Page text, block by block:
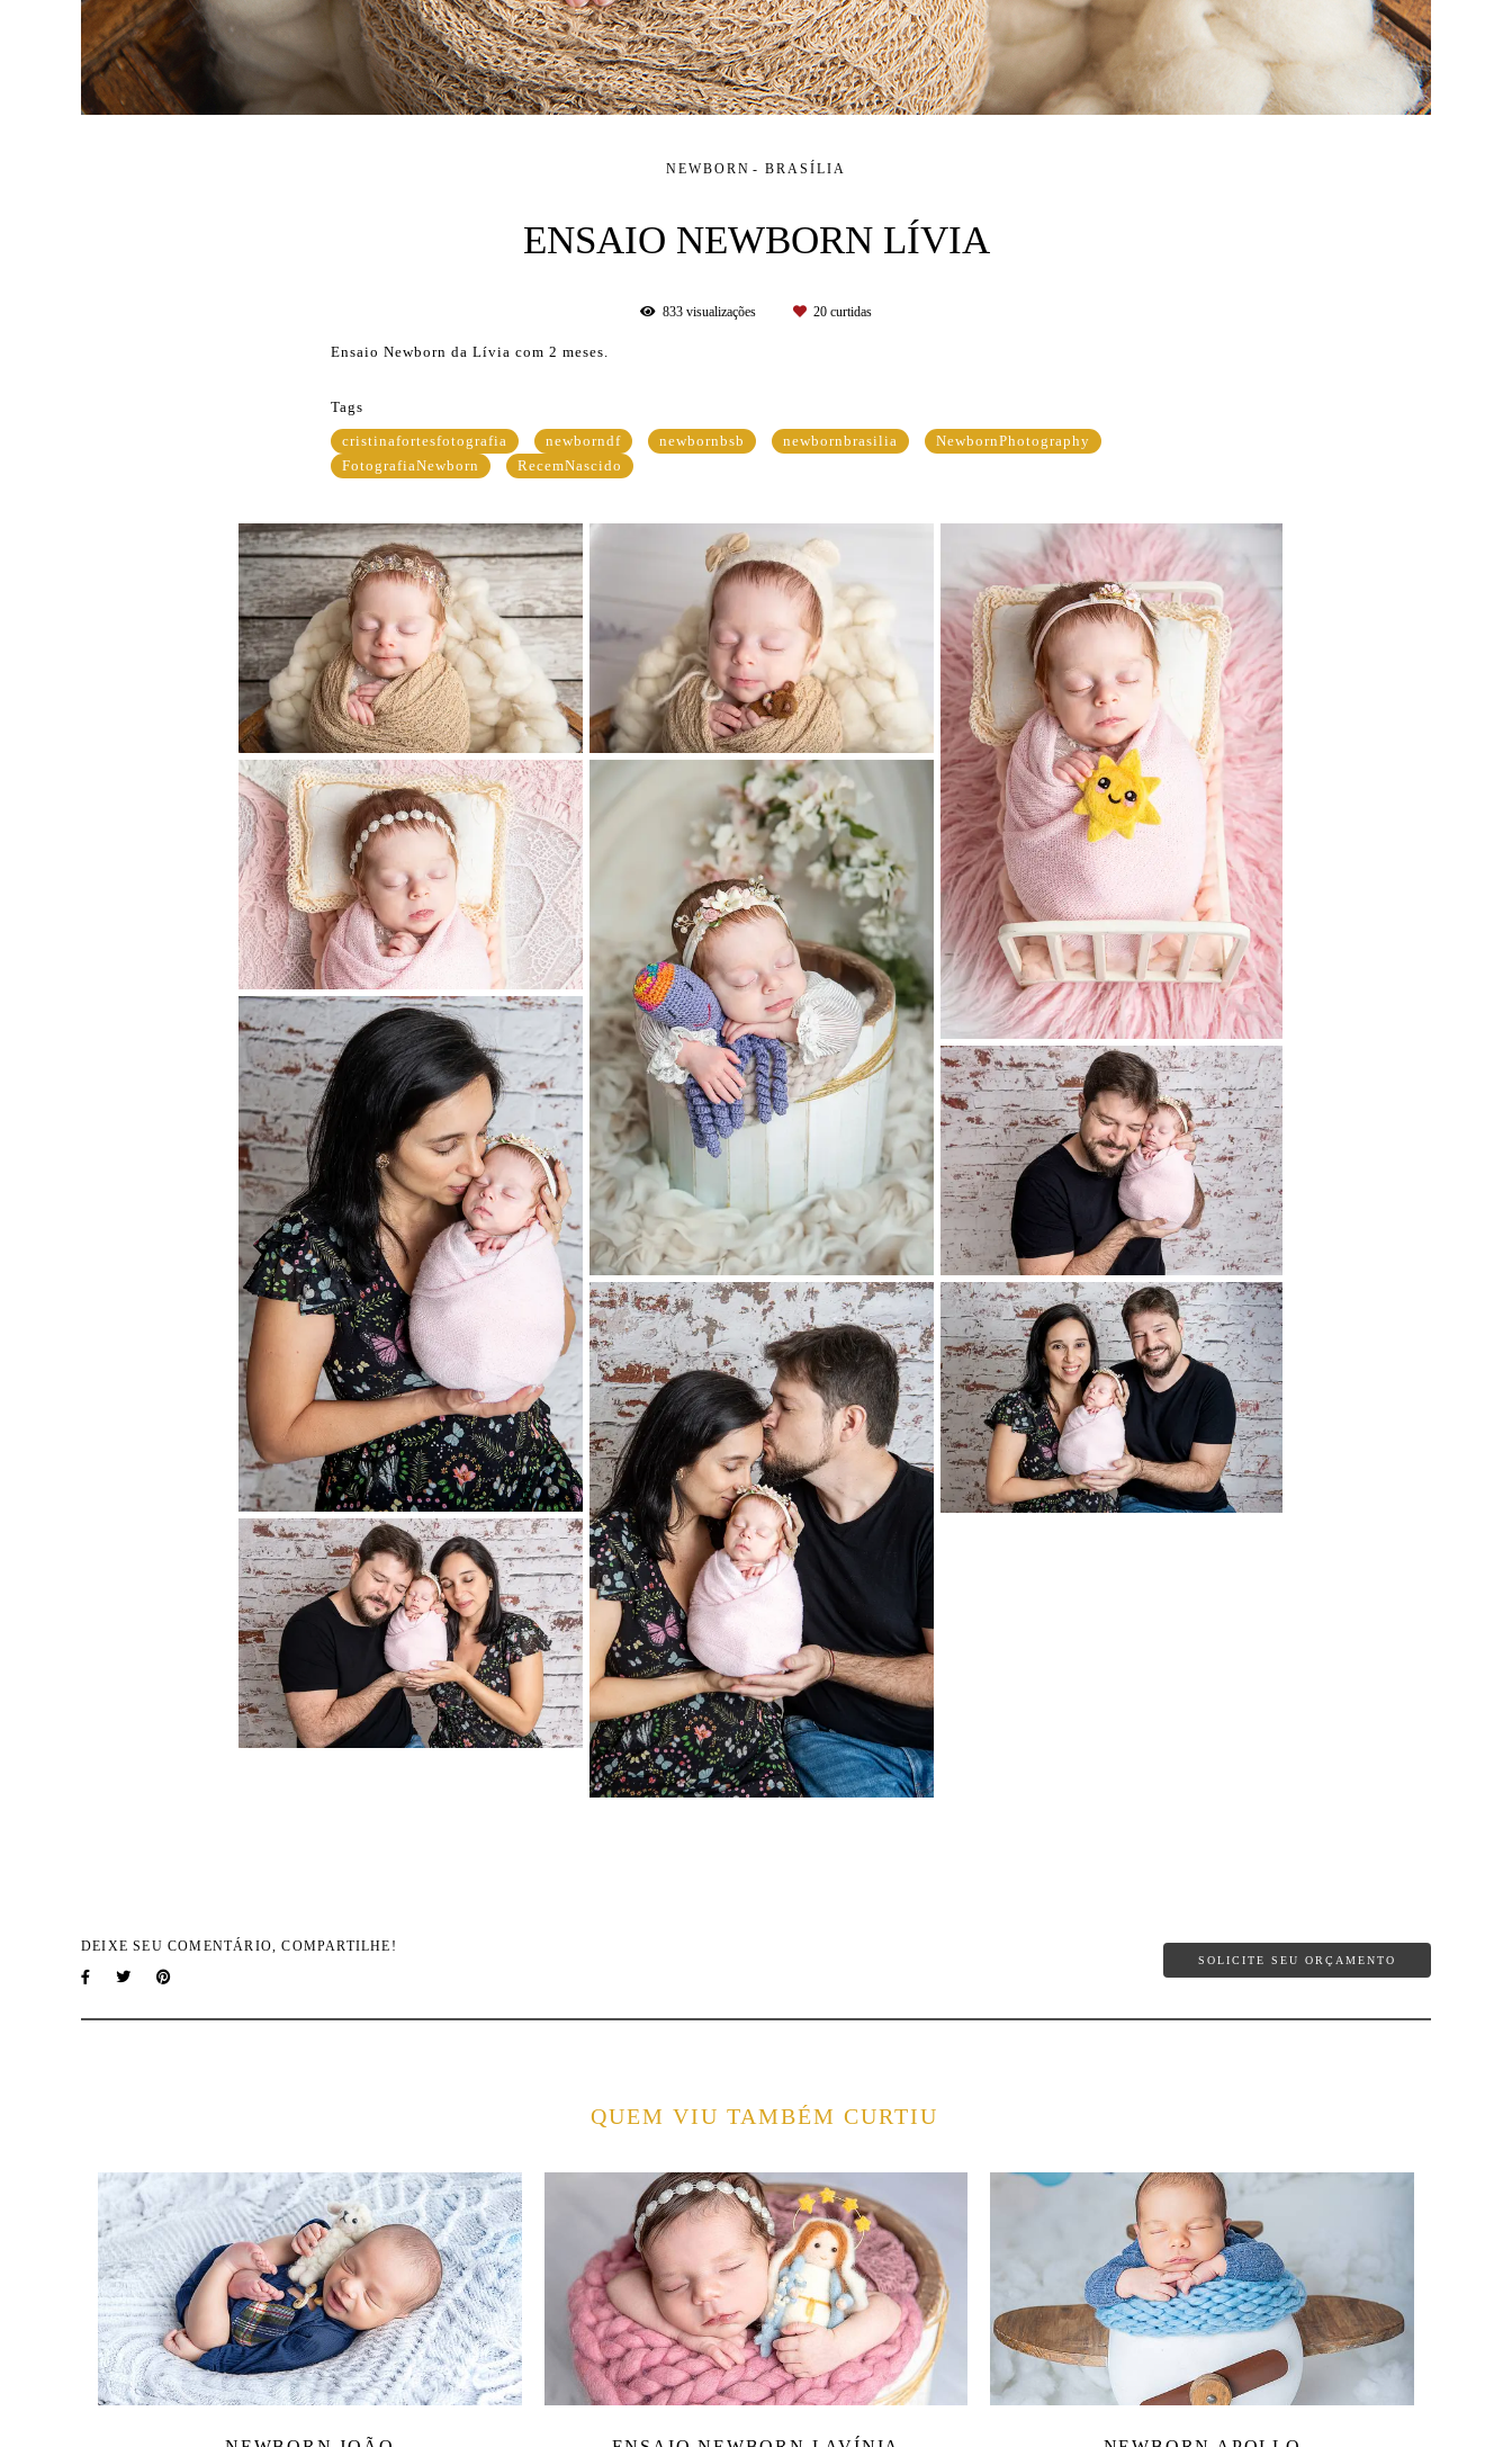
NEWBORN BRASÍLIA
ENSAIO NEWBORN LÍVIA
833 visualizações 20 curtidas
Ensaio Newborn da Lívia com 2 meses.
Tags
cristinafortesfotografia
newborndf newbornbsb newbornbrasilia
NewbornPhotography
FotografiaNewborn
RecemNascido
DEIXE SEU COMENTÁRIO, COMPARTILHE!
SOLICITE SEU ORÇAMENTO
QUEM VIU TAMBÉM CURTIU